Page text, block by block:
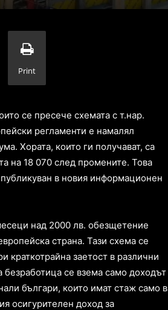
Print
се пресече схемата с т.нар.
регламенти е намалял
Хората, които ги получават, са
на 18 070 след промените. Това
в новия информационен
над 2000 лв. обезщетение
страна. Тази схема се
краткотрайна заетост в различни
се взема само доходът
българи, които имат стаж само в
осигурителен доход за